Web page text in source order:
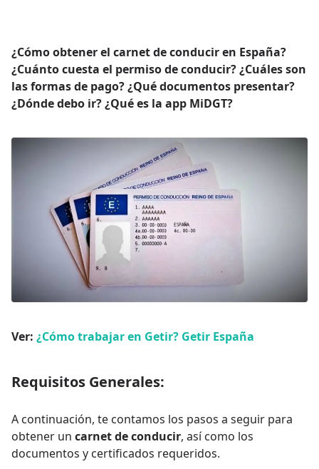
¿Cómo obtener el carnet de conducir en España?
¿Cuánto cuesta el permiso de conducir? ¿Cuáles son
las formas de pago? ¿Qué documentos presentar?
¿Dónde debo ir?¿Qué es la app MiDGT?
Ver: ¿Cómo trabajar en Getir? Getir España
Requisitos Generales:
A continuación, te contamos los pasos a seguir para
obtener un carnet de conducir, así como los
documentos y certificados requeridos.